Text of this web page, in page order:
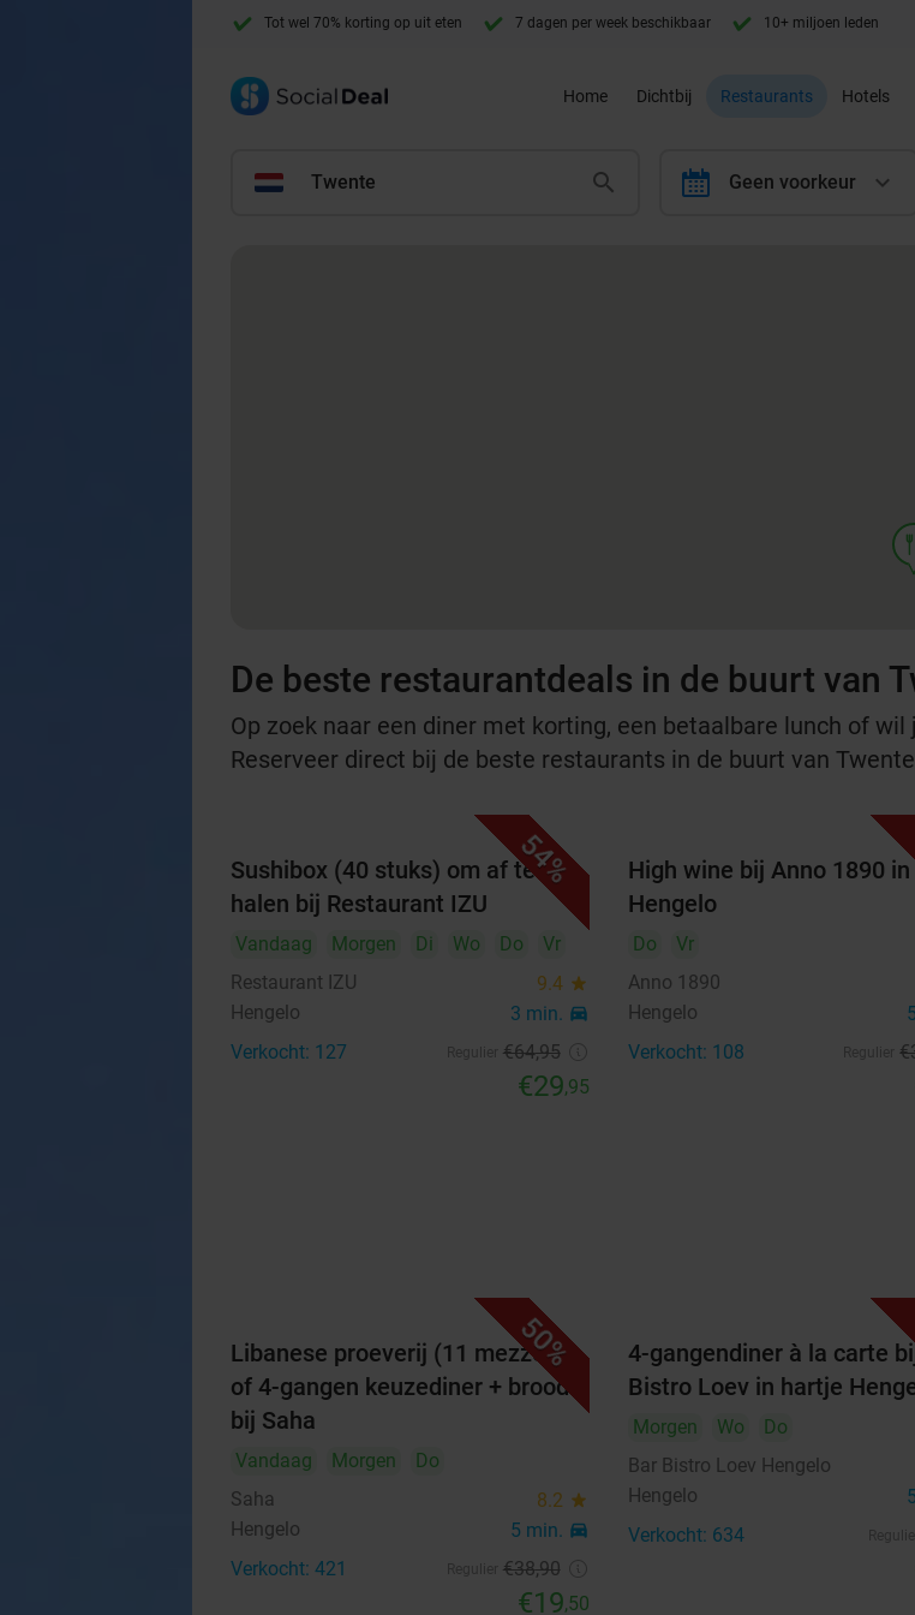
Tot wel 70% korting op uit eten 7 dagen per week beschikbaar 10+ miljoen leden
Home Dichtbij Restaurants Hotels
Twente calendar Geen voorkeur
De beste restaurantdeals in de buurt van
Op zoek naar een diner met korting, een betaalbare lunch of
Reserveer direct bij de beste restaurants in de buurt van
54%
Sushibox (40 stuks) om af te
halen bij Restaurant IZU
Vandaag Morgen Di Wo Do
Vr
Restaurant IZU
9.4 star
Hengelo 3 min. directions_car
Verkocht: 127 €64,95
€29,95
High wine bij Anno 1890
Hengelo
Do
Vr
Anno 1890
Hengelo
Verkocht: 108
50%
Libanese proeverij (11 mezzes)
of 4-gangen keuzediner + brood
bij Saha
Vandaag Morgen
Do
Saha
8.2 star
Hengelo 5 min. directions_car
Verkocht: 421 €38,90
€19,50
4-gangendiner à la carte
Bistro Loev in hartje
Morgen Wo
Do
Bar Bistro Loev Hengelo
Hengelo
Verkocht: 634